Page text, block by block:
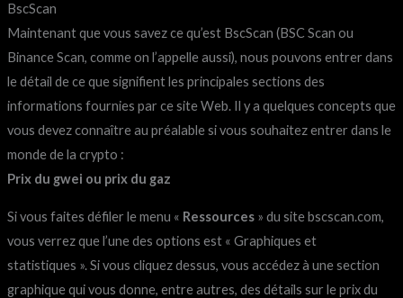
BscScan
Maintenant que vous savez ce qu’est BscScan (BSC Scan ou
Binance Scan, comme on l’appelle aussi), nous pouvons entrer dans
le détail de ce que signifient les principales sections des
informations fournies par ce site Web. Il y a quelques concepts que
vous devez connaître au préalable si vous souhaitez entrer dans le
monde de la crypto :
Prix du gwei ou prix du gaz
Si vous faites défiler le menu « Ressources» du site bscscan.com,
vous verrez que l’une des options est « Graphiques et
statistiques ». Si vous cliquez dessus, vous accédez à une section
graphique qui vous donne, entre autres, des détails sur le prix du